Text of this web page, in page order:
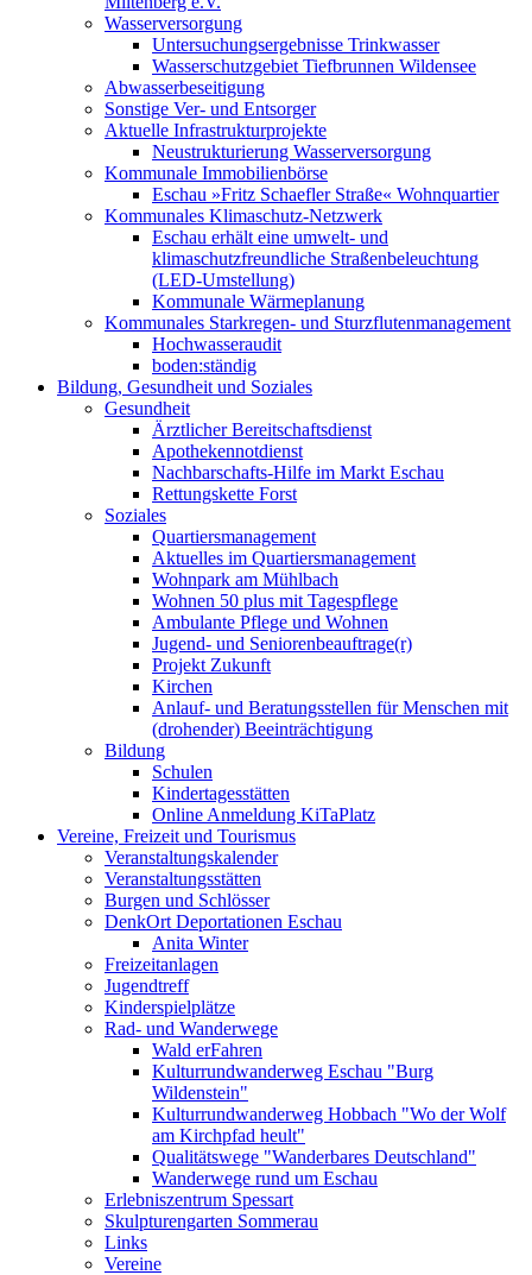
Wasserversorgung
Untersuchungsergebnisse Trinkwasser
Wasserschutzgebiet Tiefbrunnen Wildensee
Abwasserbeseitigung
Sonstige Ver- und Entsorger
Aktuelle Infrastrukturprojekte
Neustrukturierung Wasserversorgung
Kommunale Immobilienbörse
Eschau »Fritz Schaefler Straße« Wohnquartier
Kommunales Klimaschutz-Netzwerk
Eschau erhält eine umwelt- und
klimaschutzfreundliche Straßenbeleuchtung
(LED-Umstellung)
Kommunale Wärmeplanung
Kommunales Starkregen- und Sturzflutenmanagement
Hochwasseraudit
boden:ständig
Bildung, Gesundheit und Soziales
Gesundheit
Ärztlicher Bereitschaftsdienst
Apothekennotdienst
Nachbarschafts-Hilfe im Markt Eschau
Rettungskette Forst
Soziales
Quartiersmanagement
Aktuelles im Quartiersmanagement
Wohnpark am Mühlbach
Wohnen 50 plus mit Tagespflege
Ambulante Pflege und Wohnen
Jugend- und Seniorenbeauftrage(r)
Projekt Zukunft
Kirchen
Anlauf- und Beratungsstellen für Menschen mit
(drohender) Beeinträchtigung
Bildung
Schulen
Kindertagesstätten
Online Anmeldung KiTaPlatz
Vereine, Freizeit und Tourismus
Veranstaltungskalender
Veranstaltungsstätten
Burgen und Schlösser
DenkOrt Deportationen Eschau
Anita Winter
Freizeitanlagen
Jugendtreff
Kinderspielplätze
Rad- und Wanderwege
Wald erFahren
Kulturrundwanderweg Eschau "Burg
Wildenstein"
Kulturrundwanderweg Hobbach "Wo der Wolf
am Kirchpfad heult"
Qualitätswege "Wanderbares Deutschland"
Wanderwege rund um Eschau
Erlebniszentrum Spessart
Skulpturengarten Sommerau
Links
Vereine